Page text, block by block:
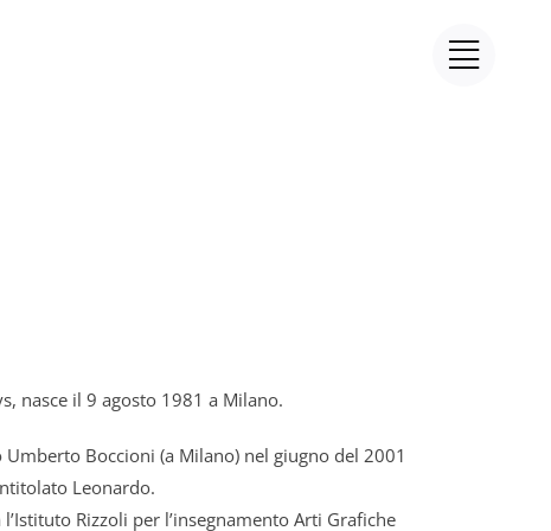
nasce il 9 agosto 1981 a Milano.
Boccioni (a Milano) nel giugno del 2001
Leonardo.
Rizzoli per l’insegnamento Arti Grafiche